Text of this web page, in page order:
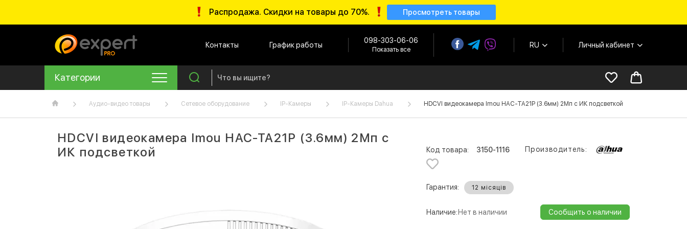
Распродажа. Скидки на товары до 70%. Просмотреть товары
Контакты График работы
098-303-06-06
Показать все
RU Личный кабинет
Категории
Аудио-видео товары Сетевое оборудование IP-Камеры IP-Камеры Dahua HDCVI видеокамера Imou HAC-TA21P (3.6мм) 2Мп с ИК подсветкой
HDCVI видеокамера Imou HAC-TA21P (3.6мм) 2Мп с
ИК подсветкой
Код товара: 3150-1116 Производитель:
Гарантия: 12 місяців
Наличие: Нет в наличии Сообщить о наличии